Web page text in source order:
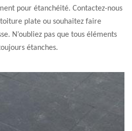
pour étanchéité. Contactez-nous
plate ou souhaitez faire
N’oubliez pas que tous éléments
étanches.